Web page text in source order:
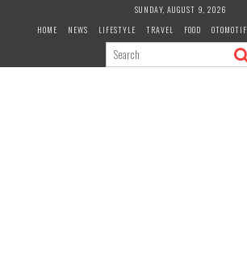
SUNDAY, AUGUST 9, 2026
HOME
NEWS LIFESTYLE TRAVEL FOOD OTOMOTIF